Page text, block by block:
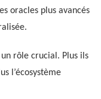
oracles plus avancés
rôle crucial. Plus ils
l’écosystème